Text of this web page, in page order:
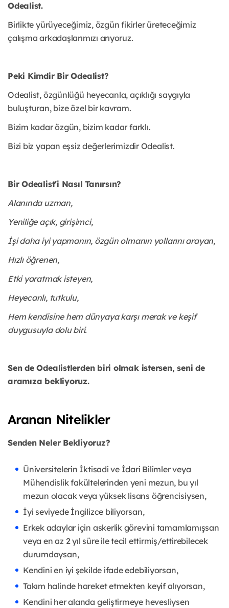
Odealist.
Birlikte yürüyeceğimiz, özgün fikirler üreteceğimiz
çalışma arkadaşlarımızı arıyoruz.
Peki Kimdir Bir Odealist?
Odealist, özgünlüğü heyecanla, açıklığı saygıyla
buluşturan, bize özel bir kavram.
Bizim kadar özgün, bizim kadar farklı.
Bizi biz yapan eşsiz değerlerimizdir Odealist.
Bir Odealist'i Nasıl Tanırsın?
Alanında uzman,
Yeniliğe açık, girişimci,
İşi daha iyi yapmanın, özgün olmanın yollarını arayan,
Hızlı öğrenen,
Etki yaratmak isteyen,
Heyecanlı, tutkulu,
Hem kendisine hem dünyaya karşı merak ve keşif
duygusuyla dolu biri.
Sen de Odealistlerden biri olmak istersen, seni de
aramıza bekliyoruz.
Aranan Nitelikler
Senden Neler Bekliyoruz?
Üniversitelerin İktisadi ve İdari Bilimler veya
Mühendislik fakültelerinden yeni mezun, bu yıl
mezun olacak veya yüksek lisans öğrencisiysen,
İyi seviyede İngilizce biliyorsan,
Erkek adaylar için askerlik görevini tamamlamışsan
veya en az 2 yıl süre ile tecil ettirmiş/ettirebilecek
durumdaysan,
Kendini en iyi şekilde ifade edebiliyorsan,
Takım halinde hareket etmekten keyif alıyorsan,
Kendini her alanda geliştirmeye hevesliysen